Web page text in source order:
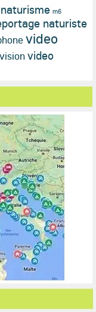
m6
naturiste
video
video